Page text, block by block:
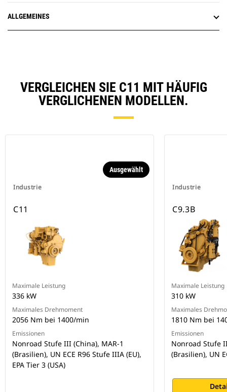
ALLGEMEINES
VERGLEICHEN SIE C11 MIT HÄUFIG
VERGLICHENEN MODELLEN.
Industrie
Ausgewählt
C11
Maximale Leistung
336 kW
Maximales Drehmoment
2056 Nm bei 1400/min
Emissionen
Nonroad Stufe III (China), MAR-1
(Brasilien), UN ECE R96 Stufe IIIA (EU),
EPA Tier 3 (USA)
Industrie
C9.3B
Maximale Leistung
310 kW
Maximales
1810 Nm bei
Emissionen
Nonroad Stufe
(Brasilien), UN